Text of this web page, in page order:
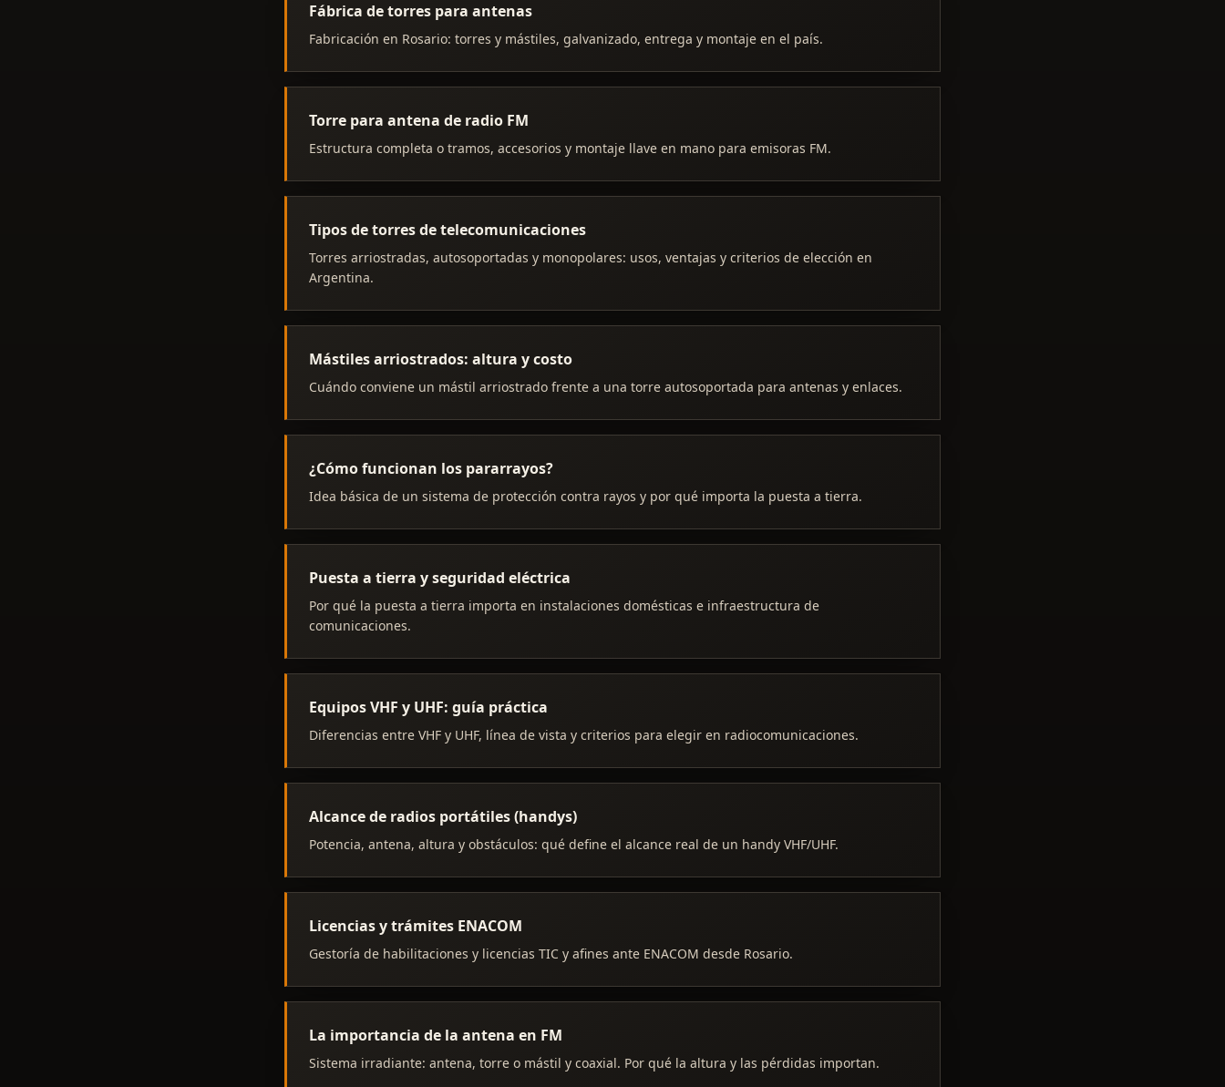
Fábrica de torres para antenas
Fabricación en Rosario: torres y mástiles, galvanizado, entrega y montaje en el país.
Torre para antena de radio FM
Estructura completa o tramos, accesorios y montaje llave en mano para emisoras FM.
Tipos de torres de telecomunicaciones
Torres arriostradas, autosoportadas y monopolares: usos, ventajas y criterios de elección en
Argentina.
Mástiles arriostrados: altura y costo
Cuándo conviene un mástil arriostrado frente a una torre autosoportada para antenas y enlaces.
¿Cómo funcionan los pararrayos?
Idea básica de un sistema de protección contra rayos y por qué importa la puesta a tierra.
Puesta a tierra y seguridad eléctrica
Por qué la puesta a tierra importa en instalaciones domésticas e infraestructura de
comunicaciones.
Equipos VHF y UHF: guía práctica
Diferencias entre VHF y UHF, línea de vista y criterios para elegir en radiocomunicaciones.
Alcance de radios portátiles (handys)
Potencia, antena, altura y obstáculos: qué define el alcance real de un handy VHF/UHF.
Licencias y trámites ENACOM
Gestoría de habilitaciones y licencias TIC y afines ante ENACOM desde Rosario.
La importancia de la antena en FM
Sistema irradiante: antena, torre o mástil y coaxial. Por qué la altura y las pérdidas importan.